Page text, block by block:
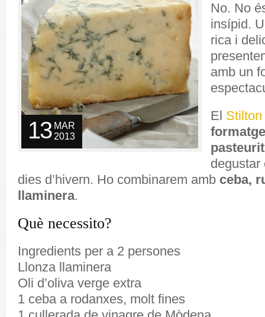
MAR
2013
13
No. No
insípid.
rica i
amb un
El Stilton
degustar
dies d’hivern. Ho combinarem amb ceba,
llaminera.
Què necessito?
Ingredients per a 2 persones
Llonza llaminera
Oli d’oliva verge extra
1 ceba a rodanxes, molt fines